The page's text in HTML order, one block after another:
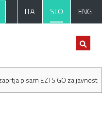
ITA SLO ENG
pisarn EZTS GO za javnost